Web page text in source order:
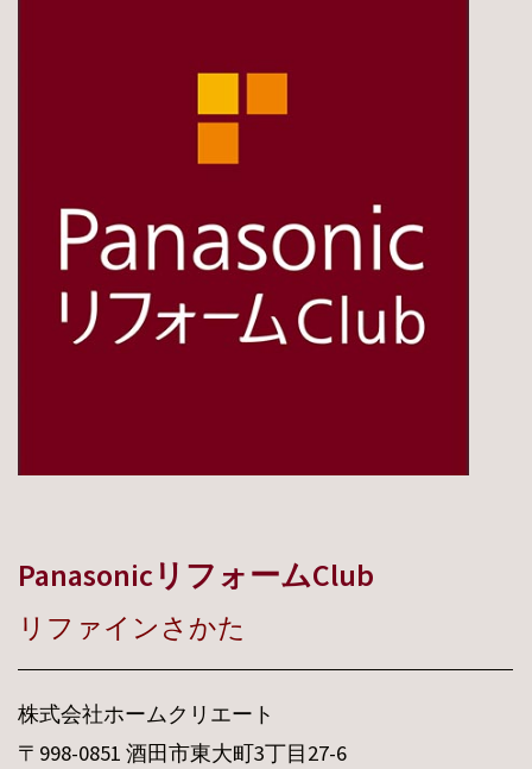
PanasonicリフォームClub
リファインさかた
株式会社ホームクリエート
〒998-0851 酒田市東大町3丁目27-6